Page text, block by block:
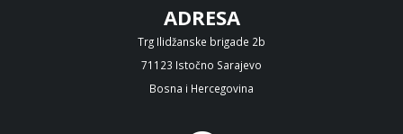
ADRESA
Trg Ilidžanske brigade 2b
71123 Istočno Sarajevo
Bosna i Hercegovina